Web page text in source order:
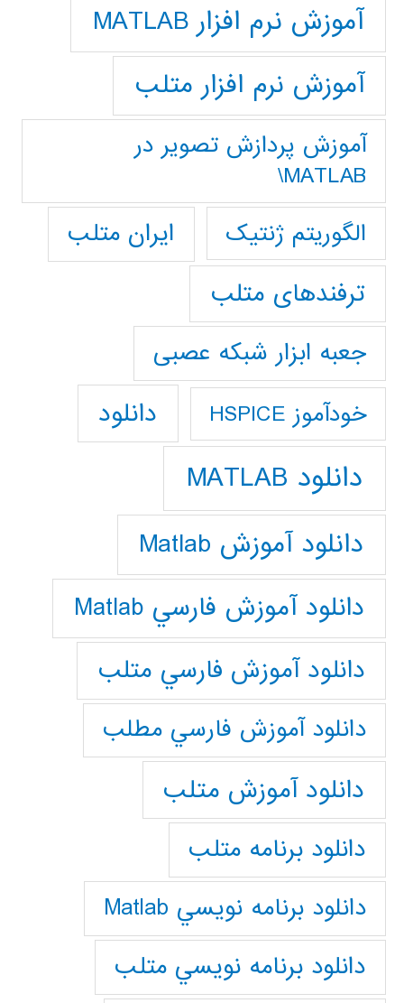
آموزش نرم افزار MATLAB
آموزش نرم افزار متلب
آموزش پردازش تصوير در
MATLAB\
الگوریتم ژنتیک
ایران متلب
ترفندهای متلب
جعبه ابزار شبکه عصبی
خودآموز HSPICE دانلود
دانلود MATLAB
دانلود آموزش Matlab
دانلود آموزش فارسي Matlab
دانلود آموزش فارسي متلب
دانلود آموزش فارسي مطلب
دانلود آموزش متلب
دانلود برنامه متلب
دانلود برنامه نويسي Matlab
دانلود برنامه نويسي متلب